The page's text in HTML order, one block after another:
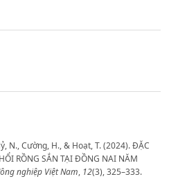
N., Cường, H., & Hoạt, T. (2024). ĐẶC
RỒNG SẮN TẠI ĐỒNG NAI NĂM
nghiệp Việt Nam, 12(3), 325–333.